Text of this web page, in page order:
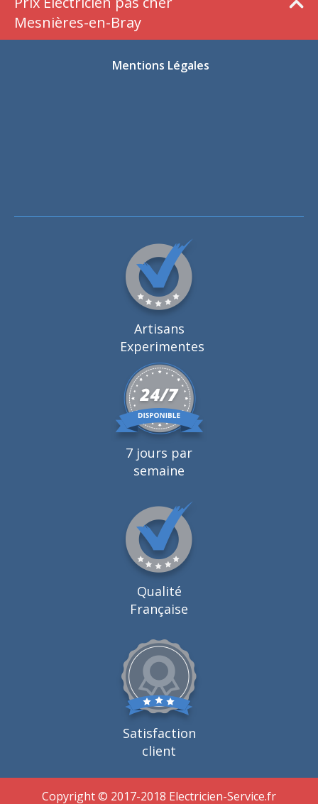
Mesnières-en-Bray
Mentions Légales
Artisans
Experimentes
7 jours par
semaine
Qualité
Française
Satisfaction
client
Copyright © 2017-2018 Electricien-Service.fr